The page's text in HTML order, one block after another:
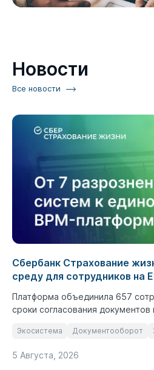
Новости
Все новости
Сбербанк Страхование
среду для сотрудников на
Платформа объединила 657
сроки согласования документов
Экосистема Документооборот
5 Августа, 2026